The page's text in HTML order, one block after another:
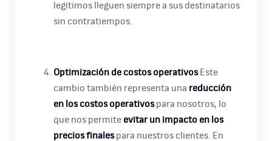
legítimos lleguen siempre a sus destinatarios
sin contratiempos​.
Optimización de costos operativosEste
cambio también representa una reducción
en los costos operativospara nosotros, lo
que nos permite evitar un impacto en los
precios finalespara nuestros clientes. En